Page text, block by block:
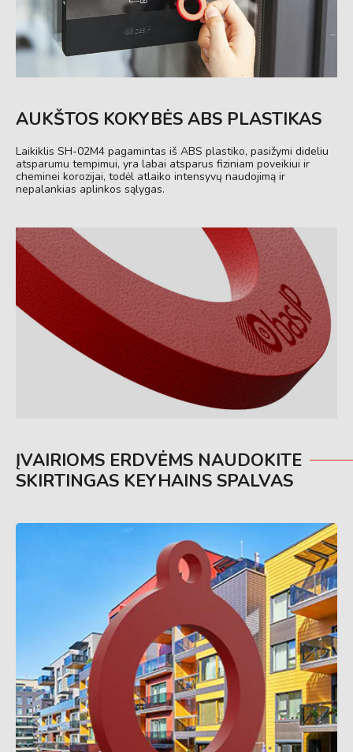
AUKŠTOS KOKYBĖS ABS PLASTIKAS
Laikiklis SH-02M4 pagamintas iš ABS plastiko, pasižymi dideliu
atsparumu tempimui, yra labai atsparus fiziniam poveikiui ir
cheminei korozijai, todėl atlaiko intensyvų naudojimą ir
nepalankias aplinkos sąlygas.
ĮVAIRIOMS ERDVĖMS NAUDOKITE
SKIRTINGAS KEYHAINS SPALVAS